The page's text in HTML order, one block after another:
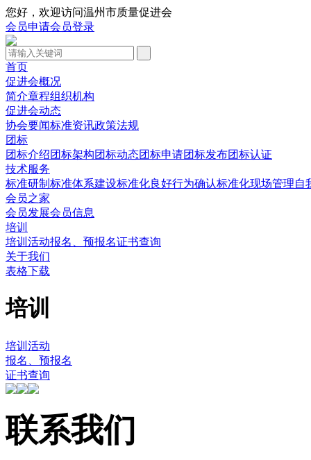
您好，欢迎访问温州市质量促进会
会员申请会员登录
首页
促进会概况
简介章程组织机构
促进会动态
协会要闻标准资讯政策法规
团标
团标介绍团标架构团标动态团标申请团标发布团标认证
技术服务
标准研制 标准体系建设标准化良好行为确认标准化现场管理自
会员之家
会员发展会员信息
培训
培训活动报名、预报名证书查询
关于我们
表格下载
培训
培训活动
报名、预报名
证书查询
联系我们